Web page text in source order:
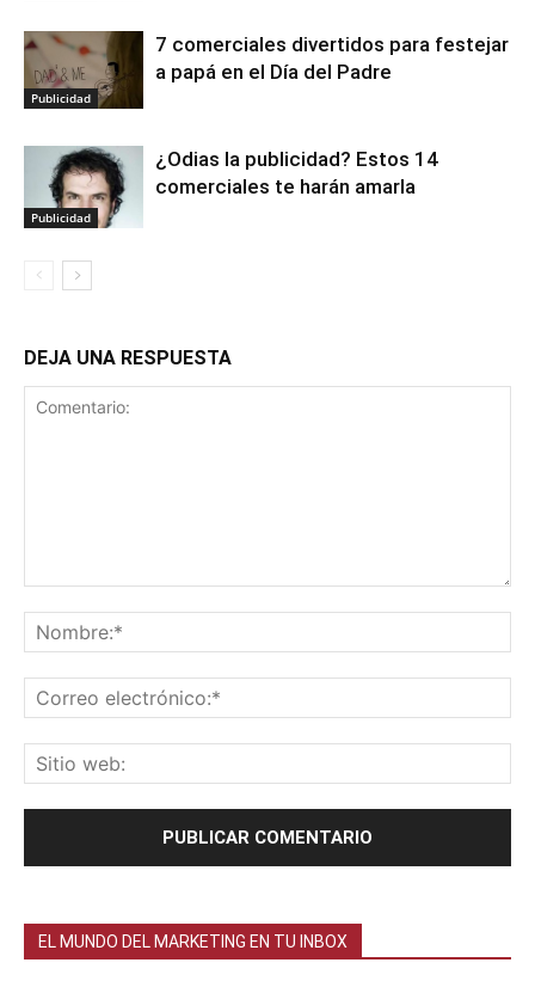
Publicidad
7 comerciales divertidos para festejar
a papá en el Día del Padre
Publicidad
¿Odias la publicidad? Estos 14
comerciales te harán amarla
DEJA UNA RESPUESTA
EL MUNDO DEL MARKETING EN TU INBOX